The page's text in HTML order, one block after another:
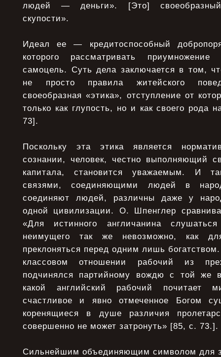
людей — деньги». [Это]
скупости».
Идеал ее — кредитоспособный
которого рассматривать
самоцель. Суть дела заключается в том,
не просто правила житейского
своеобразная «этика», отступление от
только как глупость, но и как своего рода
73].
Поскольку эта этика является
сознании, человек, честно выполняющий
капитала, становится уважаемым. И
связями, соединяющими людей в
соединяют людей, различны даже у
одной цивилизации. О. Шпенглер
«Для истинного англичанина
неимущего так же невозможно, как
преклоняться перед одним лишь
классовом отношении рабочий из
подчинялся партийному вождю с той же
какой английский рабочий почитает
счастливое и явно отмеченное Богом
коренящиеся в душе различия
совершенно не может затронуть» [85, с. 73.].
Сильнейшим объединяющим символом для